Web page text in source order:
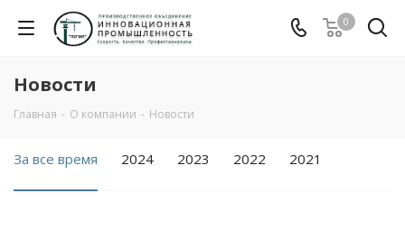
0
Новости
Главная - О компании - Новости
За все время 2024 2023 2022 2021